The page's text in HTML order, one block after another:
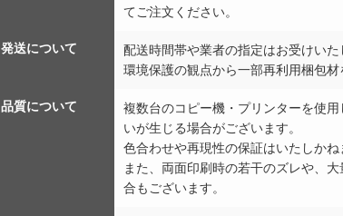
てご注文ください。
発送について
配送時間帯や業者の指定はお受けいた
環境保護の観点から一部再利用梱包材
品質について
複数台のコピー機・プリンターを使
いが生じる場合がございます。
色合わせや再現性の保証はいたしかね
また、両面印刷時の若干のズレや、
合もございます。